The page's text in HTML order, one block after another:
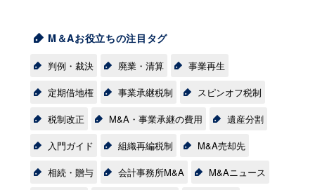
M＆Aお役立ちの注目タグ
判例・裁決 廃業・清算
事業再生
定期借地権
事業承継税制
スピンオフ税制
税制改正
M&A・事業承継の費用
遺産分割
入門ガイド
組織再編税制
M&A売却先
相続・贈与
会計事務所M&A
M&Aニュース